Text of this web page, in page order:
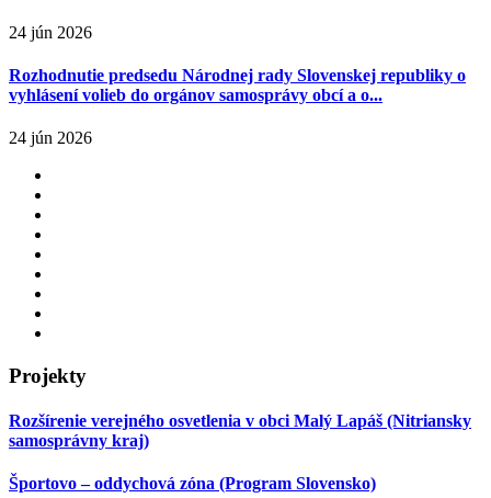
24 jún 2026
Rozhodnutie predsedu Národnej rady Slovenskej republiky o
vyhlásení volieb do orgánov samosprávy obcí a o...
24 jún 2026
Projekty
Rozšírenie verejného osvetlenia v obci Malý Lapáš (Nitriansky
samosprávny kraj)
Športovo – oddychová zóna (Program Slovensko)